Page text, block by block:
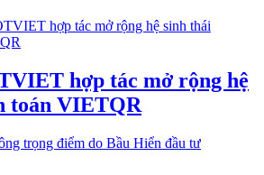
hợp tác mở rộng hệ
toán VIETQR